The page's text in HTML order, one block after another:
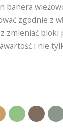
banera
zgodnie z
zmieniać
i nie